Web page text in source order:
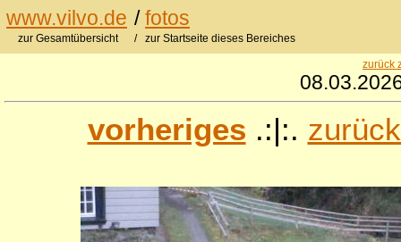
www.vilvo.de /fotos
zur Gesamtübersicht / zur Startseite dieses Bereiches
zurück
vorheriges .:|:.